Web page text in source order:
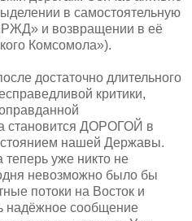
в самостоятельную
и возвращении в её
Комсомола»).
достаточно длительного
критики,
становится ДОРОГОЙ в
нашей Державы.
уже никто не
невозможно было бы
потоки на Восток и
надёжное сообщение